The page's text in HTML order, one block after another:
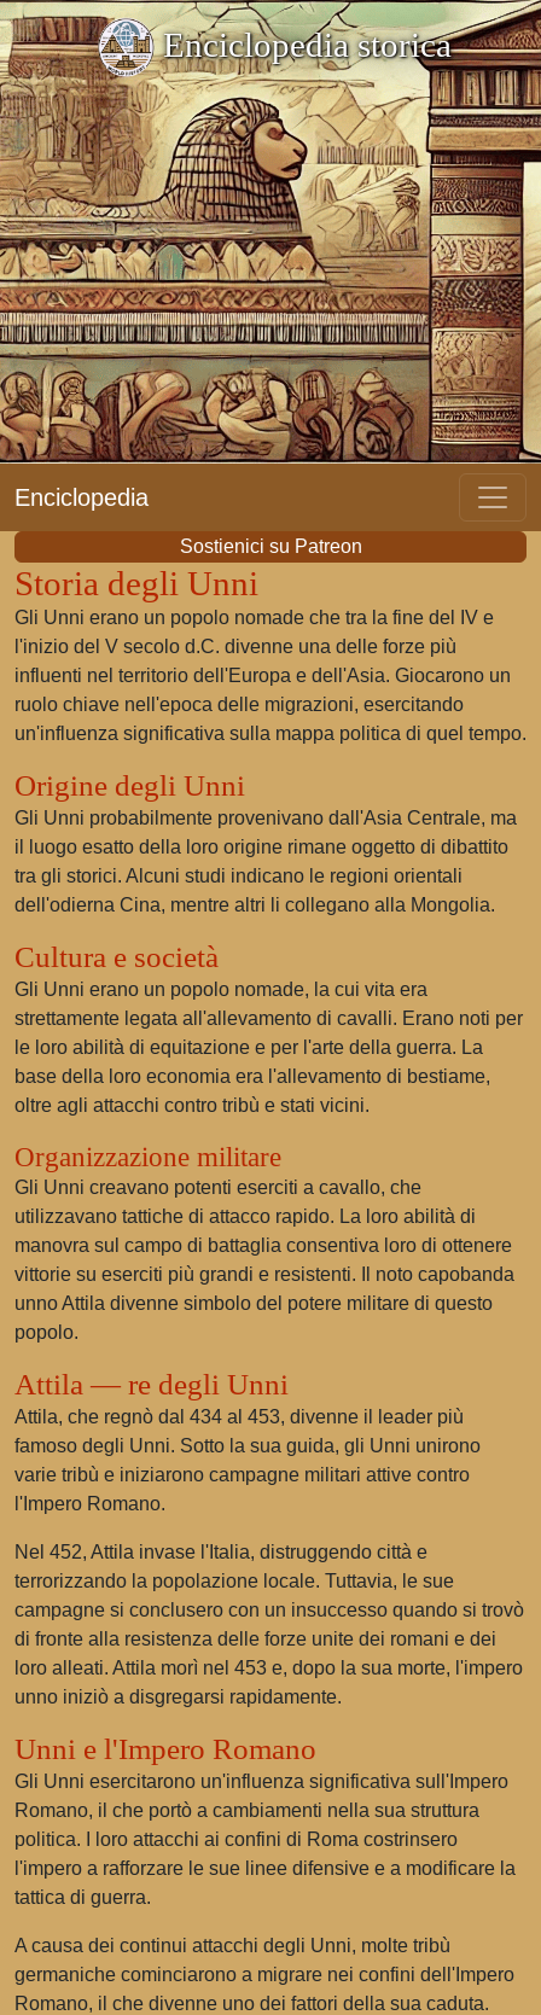
Enciclopedia storica
Enciclopedia
Sostienici su Patreon
Storia degli Unni
Gli Unni erano un popolo nomade che tra la fine del IV e
l'inizio del V secolo d.C. divenne una delle forze più
influenti nel territorio dell'Europa e dell'Asia. Giocarono un
ruolo chiave nell'epoca delle migrazioni, esercitando
un'influenza significativa sulla mappa politica di quel tempo.
Origine degli Unni
Gli Unni probabilmente provenivano dall'Asia Centrale, ma
il luogo esatto della loro origine rimane oggetto di dibattito
tra gli storici. Alcuni studi indicano le regioni orientali
dell'odierna Cina, mentre altri li collegano alla Mongolia.
Cultura e società
Gli Unni erano un popolo nomade, la cui vita era
strettamente legata all'allevamento di cavalli. Erano noti per
le loro abilità di equitazione e per l'arte della guerra. La
base della loro economia era l'allevamento di bestiame,
oltre agli attacchi contro tribù e stati vicini.
Organizzazione militare
Gli Unni creavano potenti eserciti a cavallo, che
utilizzavano tattiche di attacco rapido. La loro abilità di
manovra sul campo di battaglia consentiva loro di ottenere
vittorie su eserciti più grandi e resistenti. Il noto capobanda
unno Attila divenne simbolo del potere militare di questo
popolo.
Attila — re degli Unni
Attila, che regnò dal 434 al 453, divenne il leader più
famoso degli Unni. Sotto la sua guida, gli Unni unirono
varie tribù e iniziarono campagne militari attive contro
l'Impero Romano.
Nel 452, Attila invase l'Italia, distruggendo città e
terrorizzando la popolazione locale. Tuttavia, le sue
campagne si conclusero con un insuccesso quando si trovò
di fronte alla resistenza delle forze unite dei romani e dei
loro alleati. Attila morì nel 453 e, dopo la sua morte, l'impero
unno iniziò a disgregarsi rapidamente.
Unni e l'Impero Romano
Gli Unni esercitarono un'influenza significativa sull'Impero
Romano, il che portò a cambiamenti nella sua struttura
politica. I loro attacchi ai confini di Roma costrinsero
l'impero a rafforzare le sue linee difensive e a modificare la
tattica di guerra.
A causa dei continui attacchi degli Unni, molte tribù
germaniche cominciarono a migrare nei confini dell'Impero
Romano, il che divenne uno dei fattori della sua caduta.